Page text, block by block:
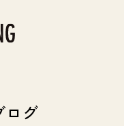
ログ